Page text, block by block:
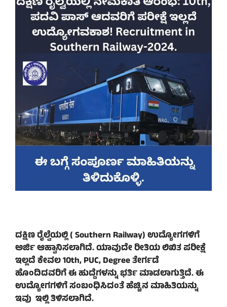
ದಕ್ಷಿಣ ರೈಲ್ವೆಯಲ್ಲಿ ( Southern Railway) ಉದ್ಯೋಗಗಳಿಗೆ
ಅರ್ಜಿ ಆಹ್ವಾನಿಸಲಾಗಿದೆ. ಯಾವುದೇ ರೀತಿಯ ಲಿಖಿತ ಪರೀಕ್ಷೆ
ಇಲ್ಲದೆ ಕೇವಲ 10th, PUC, Degree ತೇರ್ಗಡೆ
ಹೊಂದಿದವರಿಗೆ ಈ ಹುದ್ದೆಗಳನ್ನು ಭರ್ತಿ ಮಾಡಲಾಗುತ್ತಿದೆ. ಈ
ಉದ್ಯೋಗಗಳಿಗೆ ಸಂಬಂಧಿಸಿದಂತೆ ಹೆಚ್ಚಿನ ಮಾಹಿತಿಯನ್ನು
ಇವು ಇಲ್ಲಿ ತಿಳಿಸಲಾಗಿದೆ.